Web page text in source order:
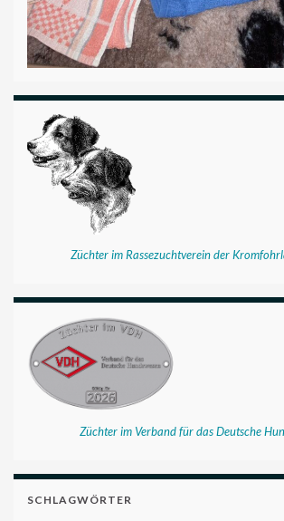
Züchter im Rassezuchtverein der
Züchter im Verband für das Deutsche
SCHLAGWÖRTER